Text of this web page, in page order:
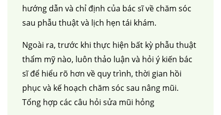
hướng dẫn và chỉ định của bác sĩ về chăm sóc
sau phẫu thuật và lịch hẹn tái khám.
Ngoài ra, trước khi thực hiện bất kỳ phẫu thuật
thẩm mỹ nào, luôn thảo luận và hỏi ý kiến ​​bác
sĩ để hiểu rõ hơn về quy trình, thời gian hồi
phục và kế hoạch chăm sóc sau nâng mũi.
Tổng hợp các câu hỏi sửa mũi hỏng